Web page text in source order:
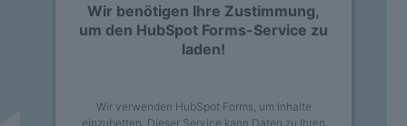
Wir benötigen Ihre Zustimmung,
um den HubSpot Forms-Service zu
laden!
Wir verwenden HubSpot Forms, um Inhalte
einzubetten. Dieser Service kann Daten zu Ihren